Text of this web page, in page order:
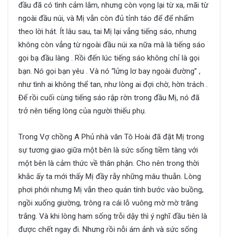
đầu đã có tình cảm lắm, nhưng còn vọng lại từ xa, mãi từ
ngoài đầu núi, và Mị vẫn còn đủ tỉnh táo để để nhẩm
theo lời hát. Ít lâu sau, tai Mị lại vẳng tiếng sáo, nhưng
không còn vẳng từ ngoài đầu núi xa nữa mà là tiếng sáo
gọi bạ đầu làng . Rồi đến lúc tiếng sáo không chỉ là gọi
bạn. Nó gọi bạn yêu . Và nó “lửng lơ bay ngoài đường” ,
như tình ai không thể tan, như lòng ai đợi chờ, hờn trách .
Để rồi cuối cùng tiếng sáo rập rờn trong đầu Mị, nó đã
trở nên tiếng lòng của người thiếu phụ.
Trong Vợ chồng A Phủ nhà văn Tô Hoài đã đặt Mị trong
sự tương giao giữa một bên là sức sống tiềm tàng với
một bên là cảm thức về thân phận. Cho nên trong thời
khắc ấy ta mới thấy Mị đầy rẫy những mâu thuẫn. Lòng
phơi phới nhưng Mị vẫn theo quán tính bước vào buồng,
ngồi xuống giường, trông ra cái lỗ vuông mờ mờ trăng
trắng. Và khi lòng ham sống trỗi dậy thì ý nghĩ đầu tiên là
được chết ngay đi. Nhưng rồi nỗi ám ảnh và sức sống